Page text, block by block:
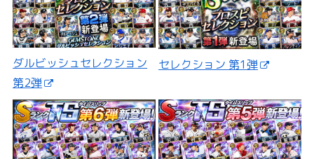
ダルビッシュセレクション
第2弾
セレクション 第1弾